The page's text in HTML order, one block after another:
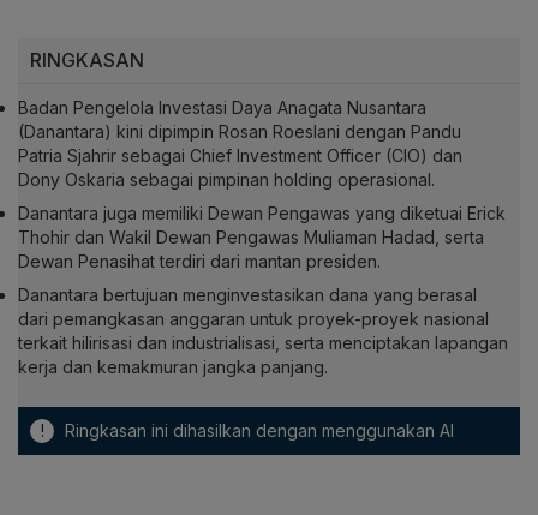
RINGKASAN
Badan Pengelola Investasi Daya Anagata Nusantara
(Danantara) kini dipimpin Rosan Roeslani dengan Pandu
Patria Sjahrir sebagai Chief Investment Officer (CIO) dan
Dony Oskaria sebagai pimpinan holding operasional.
Danantara juga memiliki Dewan Pengawas yang diketuai Erick
Thohir dan Wakil Dewan Pengawas Muliaman Hadad, serta
Dewan Penasihat terdiri dari mantan presiden.
Danantara bertujuan menginvestasikan dana yang berasal
dari pemangkasan anggaran untuk proyek-proyek nasional
terkait hilirisasi dan industrialisasi, serta menciptakan lapangan
kerja dan kemakmuran jangka panjang.
! Ringkasan ini dihasilkan dengan menggunakan AI